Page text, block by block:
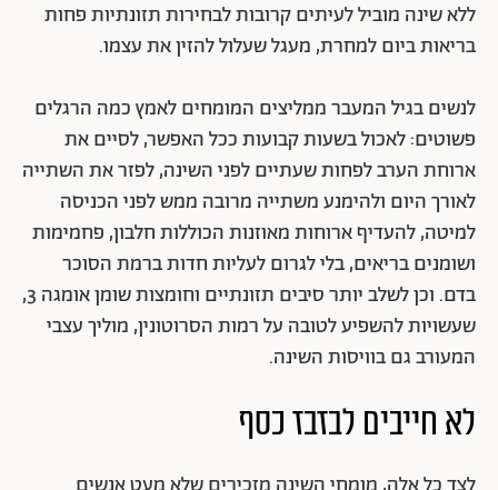
ללא שינה מוביל לעיתים קרובות לבחירות תזונתיות פחות
בריאות ביום למחרת, מעגל שעלול להזין את עצמו.
לנשים בגיל המעבר ממליצים המומחים לאמץ כמה הרגלים
פשוטים: לאכול בשעות קבועות ככל האפשר,לסיים את
ארוחת הערב לפחות שעתיים לפני השינה, לפזר את השתייה
לאורך היום ולהימנע משתייה מרובה ממש לפני הכניסה
למיטה, להעדיף ארוחות מאוזנות הכוללות חלבון, פחמימות
ושומנים בריאים, בלי לגרום לעליות חדות ברמת הסוכר
בדם. וכן לשלב יותר סיבים תזונתיים וחומצות שומן אומגה 3,
שעשויות להשפיע לטובה על רמות הסרוטונין, מוליך עצבי
המעורב גם בוויסות השינה.
לא חייבים לבזבז כסף